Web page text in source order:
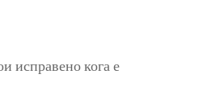
исправено кога е